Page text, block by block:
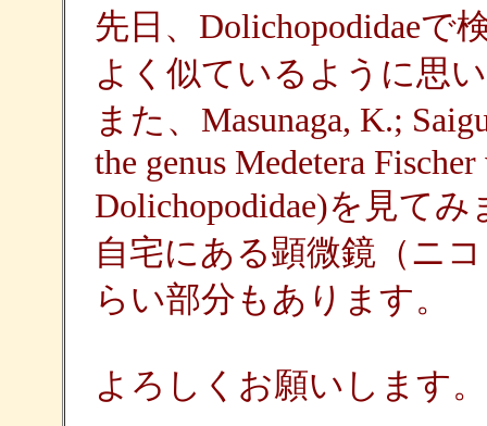
先日、Dolichopodidaeで
よく似ているように思
また、Masunaga, K.;
the genus Medetera
Dolichopodidae)を見て
自宅にある顕微鏡（ニ
らい部分もあります。
よろしくお願いします。